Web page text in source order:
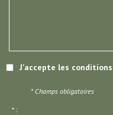
J'accepte les
* Champs obligatoires
* :